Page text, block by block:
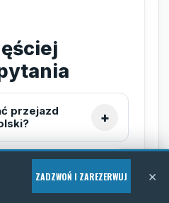
przejazd
usługę
Celle -
ZADZWOŃ I ZAREZERWUJ ×